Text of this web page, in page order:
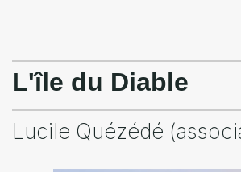
L'île du Diable
Lucile Quézédé